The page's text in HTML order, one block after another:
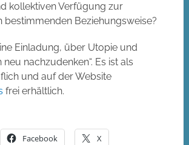
kollektiven Verfügung zur
bestimmenden Beziehungsweise?
Einladung, über Utopie und
nachzudenken“. Es ist als
und auf der Website
frei erhältlich.
Facebook X